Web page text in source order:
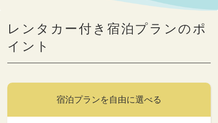
レンタカー付き宿泊プランのポ
イント
宿泊プランを 自由に選べる